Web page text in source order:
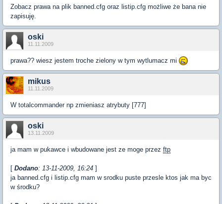
Zobacz prawa na plik banned.cfg oraz listip.cfg możliwe że bana nie
zapisuję.
oski
11.11.2009
prawa?? wiesz jestem troche zielony w tym wytlumacz mi
mikus
11.11.2009
W totalcommander np zmieniasz atrybuty [777]
oski
13.11.2009
ja mam w pukawce i wbudowane jest ze moge przez ftp
[ Dodano: 13-11-2009, 16:24 ]
ja banned.cfg i listip.cfg mam w srodku puste przesle ktos jak ma byc
w środku?